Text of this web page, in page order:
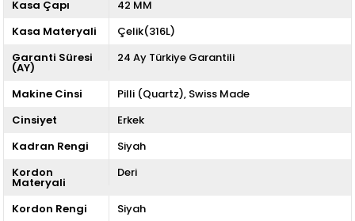
Kasa Çapı
42 MM
Kasa Materyali
Çelik(316L)
Garanti Süresi
(AY)
24 Ay Türkiye Garantili
Makine Cinsi Pilli (Quartz) Swiss Made
Cinsiyet
Erkek
Kadran Rengi
Siyah
Kordon
Materyali
Deri
Kordon Rengi
Siyah